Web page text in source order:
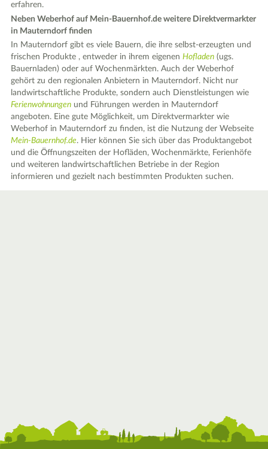
erfahren.
Neben Weberhof auf Mein-Bauernhof.de weitere Direktvermarkter
in Mauterndorf finden
In Mauterndorf gibt es viele Bauern, die ihre selbst-erzeugten und
frischen Produkte , entweder in ihrem eigenenHofladen (ugs.
Bauernladen) oder auf Wochenmärkten. Auch der Weberhof
gehört zu den regionalen Anbietern in Mauterndorf. Nicht nur
landwirtschaftliche Produkte, sondern auch Dienstleistungen wie
Ferienwohnungen und Führungen werden in Mauterndorf
angeboten. Eine gute Möglichkeit, um Direktvermarkter wie
Weberhof in Mauterndorf zu finden, ist die Nutzung der Webseite
Mein-Bauernhof.de. Hier können Sie sich über das Produktangebot
und die Öffnungszeiten der Hofläden, Wochenmärkte, Ferienhöfe
und weiteren landwirtschaftlichen Betriebe in der Region
informieren und gezielt nach bestimmten Produkten suchen.